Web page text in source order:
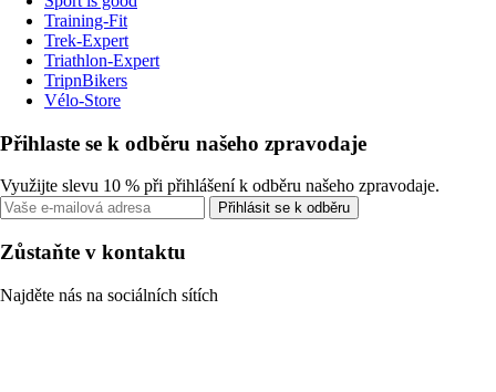
Training-Fit
Trek-Expert
Triathlon-Expert
TripnBikers
Vélo-Store
Přihlaste se k odběru našeho zpravodaje
Využijte slevu 10 % při přihlášení k odběru našeho zpravodaje.
Přihlásit se k odběru
Zůstaňte v kontaktu
Najděte nás na sociálních sítích